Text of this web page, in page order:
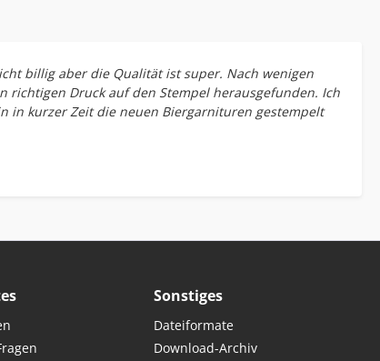
billig aber die Qualität ist super. Nach wenigen
richtigen Druck auf den Stempel herausgefunden. Ich
in kurzer Zeit die neuen Biergarnituren gestempelt
Sonstiges
Dateiformate
Download-Archiv